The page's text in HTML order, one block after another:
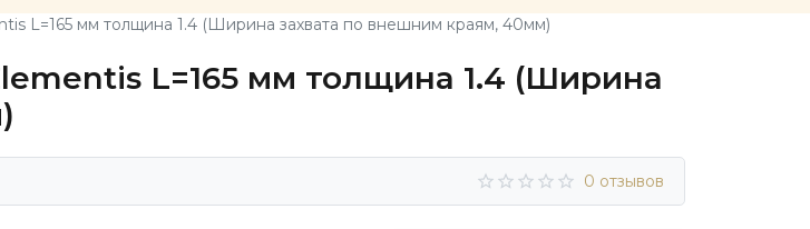
L=165 мм толщина 1.4 (Ширина захвата по внешним краям, 40мм)
L=165 мм толщина 1.4 (Ширина
0 отзывов